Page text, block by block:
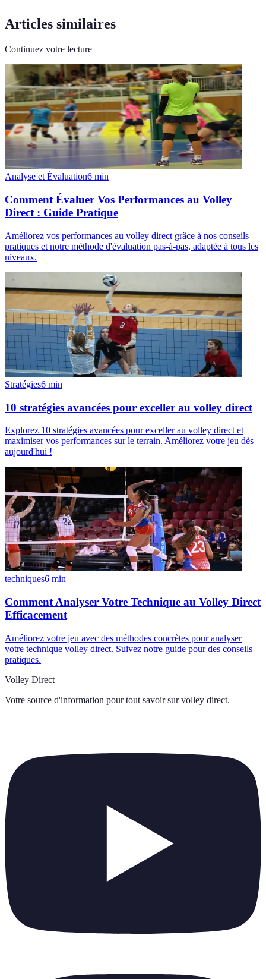
Articles similaires
Continuez votre lecture
Analyse et Évaluation6 min
Comment Évaluer Vos Performances au Volley
Direct : Guide Pratique
Améliorez vos performances au volley direct grâce à nos conseils
pratiques et notre méthode d'évaluation pas-à-pas, adaptée à tous les
niveaux.
Stratégies6 min
10 stratégies avancées pour exceller au volley direct
Explorez 10 stratégies avancées pour exceller au volley direct et
maximiser vos performances sur le terrain. Améliorez votre jeu dès
aujourd'hui !
techniques6 min
Comment Analyser Votre Technique au Volley Direct
Efficacement
Améliorez votre jeu avec des méthodes concrètes pour analyser
votre technique volley direct. Suivez notre guide pour des conseils
pratiques.
Volley Direct
Votre source d'information pour tout savoir sur volley direct.